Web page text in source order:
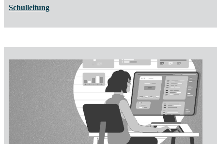
Schulleitung